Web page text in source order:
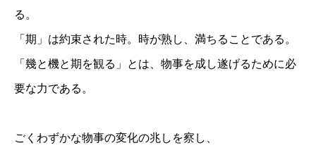
る。
「期」は約束された時。時が熟し、満ちることである。
「幾と機と期を観る」とは、物事を成し遂げるために必
要な力である。
ごくわずかな物事の変化の兆しを察し、